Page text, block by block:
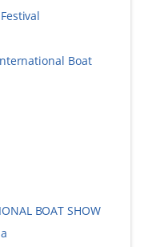
Boat
BOAT SHOW